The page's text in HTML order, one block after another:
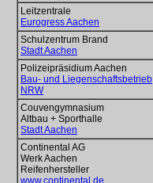
Leitzentrale
Eurogress Aachen
Schulzentrum Brand
Stadt Aachen
Polizeipräsidium Aachen
Bau- und Liegenschaftsbetrieb
NRW
Couvengymnasium
Altbau + Sporthalle
Stadt Aachen
Continental AG
Werk Aachen
Reifenhersteller
www.continental.de